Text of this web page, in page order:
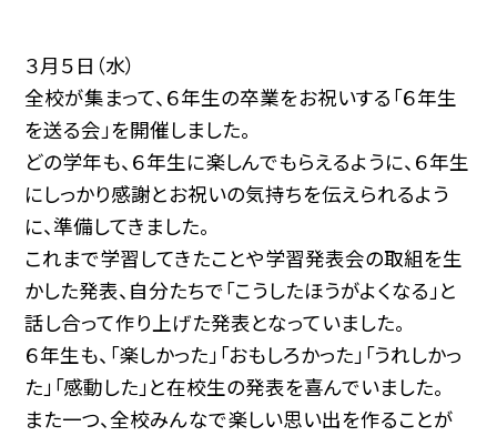
３月５日（水）
全校が集まって、６年生の卒業をお祝いする「６年生
を送る会」を開催しました。
どの学年も、６年生に楽しんでもらえるように、６年生
にしっかり感謝とお祝いの気持ちを伝えられるよう
に、準備してきました。
これまで学習してきたことや学習発表会の取組を生
かした発表、自分たちで「こうしたほうがよくなる」と
話し合って作り上げた発表となっていました。
６年生も、「楽しかった」「おもしろかった」「うれしかっ
た」「感動した」と在校生の発表を喜んでいました。
また一つ、全校みんなで楽しい思い出を作ることが